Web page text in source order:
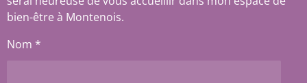
bien-être à Montenois.
Nom *